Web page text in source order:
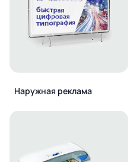
Наружная реклама